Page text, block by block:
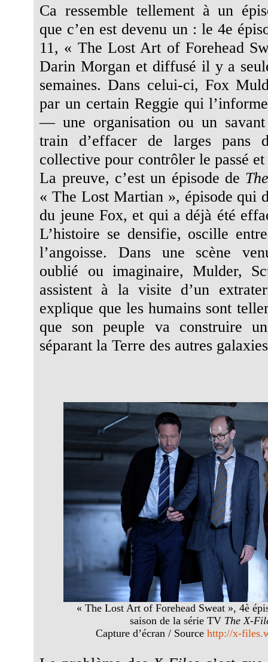
Ca ressemble tellement à un
que c’en est devenu un : le 4e
11, « The Lost Art of Forehead
Darin Morgan et diffusé il y a
semaines. Dans celui-ci, Fox
par un certain Reggie qui
— une organisation ou un
train d’effacer de larges pans
collective pour contrôler le passé
La preuve, c’est un épisode de
« The Lost Martian », épisode qui
du jeune Fox, et qui a déjà été
L’histoire se densifie, oscille
l’angoisse. Dans une scène
oublié ou imaginaire, Mulder,
assistent à la visite d’un
explique que les humains sont
que son peuple va construire
séparant la Terre des autres
« The Lost Art of Forehead Sweat », 4è
saison de la série TV The X-
Capture d’écran / Sourcehttp://x-